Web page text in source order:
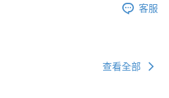
客服
查看全部